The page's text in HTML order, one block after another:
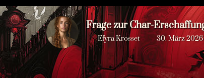
Frage zur Char-
Efyra Krosset 30. März 2026